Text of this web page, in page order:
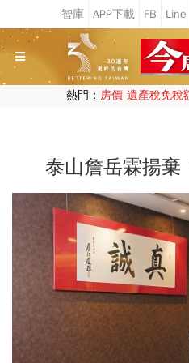
熱門： 房價 遺產稅免稅
泰山詹岳霖揚棄